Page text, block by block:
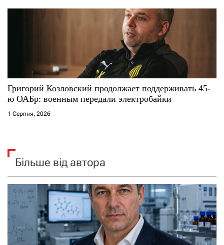
Григорий Козловский продолжает поддерживать 45-
ю ОАБр: военным передали электробайки
1 Серпня, 2026
Більше від автора